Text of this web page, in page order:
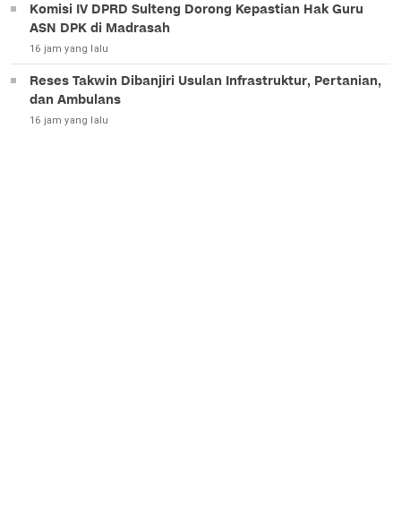
Komisi IV DPRD Sulteng Dorong Kepastian Hak Guru
ASN DPK di Madrasah
16 jam yang lalu
Reses Takwin Dibanjiri Usulan Infrastruktur, Pertanian,
dan Ambulans
16 jam yang lalu